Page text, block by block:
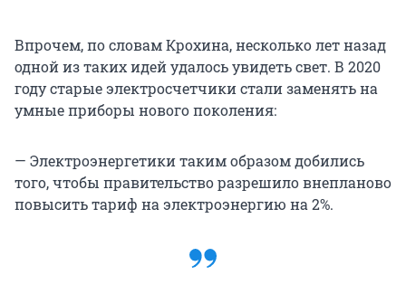
Впрочем, по словам Крохина, несколько лет назад
одной из таких идей удалось увидеть свет. В 2020
году старые электросчетчики стали заменять на
умные приборы нового поколения:
— Электроэнергетики таким образом добились
того, чтобы правительство разрешило внепланово
повысить тариф на электроэнергию на 2%.